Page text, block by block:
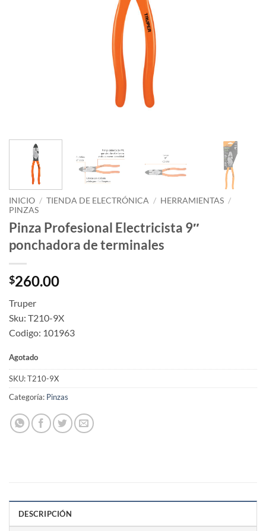
INICIO / TIENDA DE ELECTRÓNICA / HERRAMIENTAS /
PINZAS
Pinza Profesional Electricista 9″
ponchadora de terminales
$260.00
Truper
Sku: T210-9X
Codigo: 101963
Agotado
SKU:T210-9X
Categoría: Pinzas
DESCRIPCIÓN